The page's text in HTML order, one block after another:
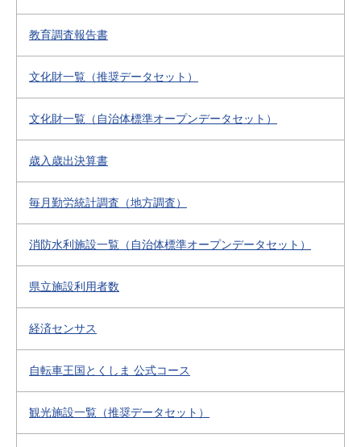
教育調査報告書
文化財一覧（推奨データセット）
文化財一覧（自治体標準オープンデータセット）
歳入歳出決算書
毎月勤労統計調査（地方調査）
消防水利施設一覧（自治体標準オープンデータセット）
県立施設利用者数
経済センサス
自転車王国とくしま 公式コース
観光施設一覧（推奨データセット）